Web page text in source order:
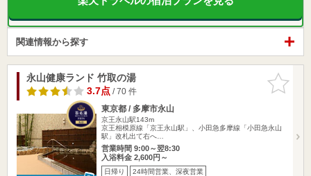
関連情報から探す
お気に入
りに追加
永山健康ランド 竹取の湯
3.7点/ 70 件
東京都 / 多摩市永山
京王永山駅143m
京王相模原線「京王永山駅」、小田急多摩線「小田急永山
駅」改札出て右へ…
営業時間 9:00～翌8:30
入浴料金 2,600円～
日帰り 24時間営業、深夜営業